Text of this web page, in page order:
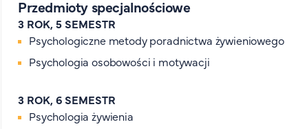
Przedmioty specjalnościowe
3 ROK, 5 SEMESTR
Psychologiczne metody poradnictwa żywieniowego
Psychologia osobowości i motywacji
3 ROK, 6 SEMESTR
Psychologia żywienia